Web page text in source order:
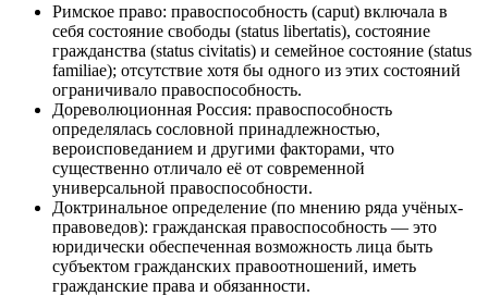
Римское право: правоспособность (caput) включала в
себя состояние свободы (status libertatis), состояние
гражданства (status civitatis) и семейное состояние (status
familiae); отсутствие хотя бы одного из этих состояний
ограничивало правоспособность.
Дореволюционная Россия: правоспособность
определялась сословной принадлежностью,
вероисповеданием и другими факторами, что
существенно отличало её от современной
универсальной правоспособности.
Доктринальное определение (по мнению ряда учёных-
правоведов): гражданская правоспособность — это
юридически обеспеченная возможность лица быть
субъектом гражданских правоотношений, иметь
гражданские права и обязанности.